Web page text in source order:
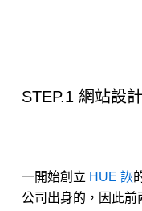
STEP.1 網站設
一開始創立 HUE 詼
公司出身的，因此前